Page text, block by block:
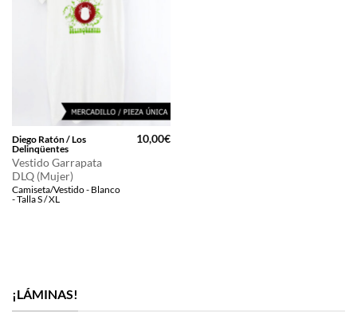
Diego Ratón / Los
Delinqüentes
Vestido Garrapata
DLQ (Mujer)
Camiseta/Vestido - Blanco
- Talla S / XL
10,00€
¡LÁMINAS!